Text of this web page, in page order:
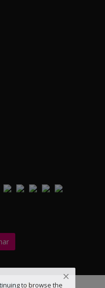
to browse the